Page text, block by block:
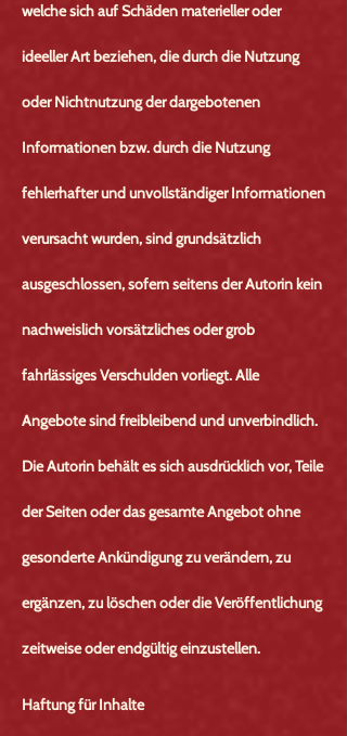
welche sich auf Schäden materieller oder
ideeller Art beziehen, die durch die Nutzung
oder Nichtnutzung der dargebotenen
Informationen bzw. durch die Nutzung
fehlerhafter und unvollständiger Informationen
verursacht wurden, sind grundsätzlich
ausgeschlossen, sofern seitens der Autorin kein
nachweislich vorsätzliches oder grob
fahrlässiges Verschulden vorliegt. Alle
Angebote sind freibleibend und unverbindlich.
Die Autorin behält es sich ausdrücklich vor, Teile
der Seiten oder das gesamte Angebot ohne
gesonderte Ankündigung zu verändern, zu
ergänzen, zu löschen oder die Veröffentlichung
zeitweise oder endgültig einzustellen.
Haftung für Inhalte